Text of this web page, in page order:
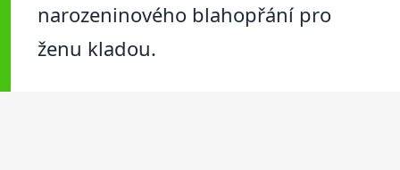
narozeninového blahopřání pro
ženu kladou.